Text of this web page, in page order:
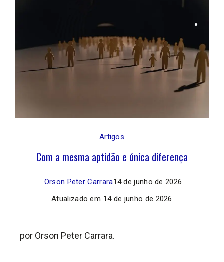
Artigos
Com a mesma aptidão e única diferença
Orson Peter Carrara14 de junho de 2026
Atualizado em 14 de junho de 2026
por Orson Peter Carrara.